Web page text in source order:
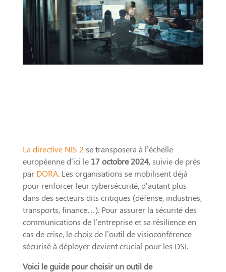
La directive NIS 2 se transposera à l’échelle
européenne d’ici le17 octobre 2024, suivie de près
par DORA. Les organisations se mobilisent déjà
pour renforcer leur cybersécurité, d’autant plus
dans des secteurs dits critiques (défense, industries,
transports, finance…). Pour assurer la sécurité des
communications de l’entreprise et sa résilience en
cas de crise, le choix de l’outil de visioconférence
sécurisé à déployer devient crucial pour les DSI.
Voici le guide pour choisir un outil de